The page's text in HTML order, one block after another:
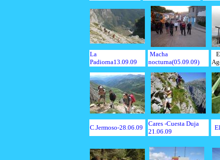
La
Padiorna13.09.09
Macha
nocturna(05.09.09)
C.Jermoso-28.06.09
Cares -Cuesta Duja
21.06.09